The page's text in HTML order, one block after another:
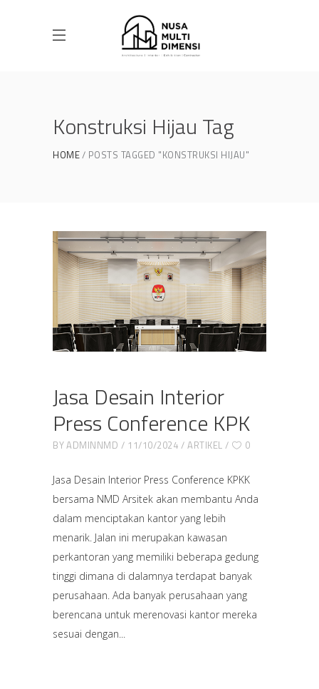
Konstruksi Hijau Tag
HOME POSTS TAGGED "KONSTRUKSI HIJAU"
Jasa Desain Interior
Press Conference KPK
BYADMINNMD 11/10/2024 ARTIKEL 0
Jasa Desain Interior Press Conference KPKK
bersama NMD Arsitek akan membantu Anda
dalam menciptakan kantor yang lebih
menarik. Jalan ini merupakan kawasan
perkantoran yang memiliki beberapa gedung
tinggi dimana di dalamnya terdapat banyak
perusahaan. Ada banyak perusahaan yang
berencana untuk merenovasi kantor mereka
sesuai dengan